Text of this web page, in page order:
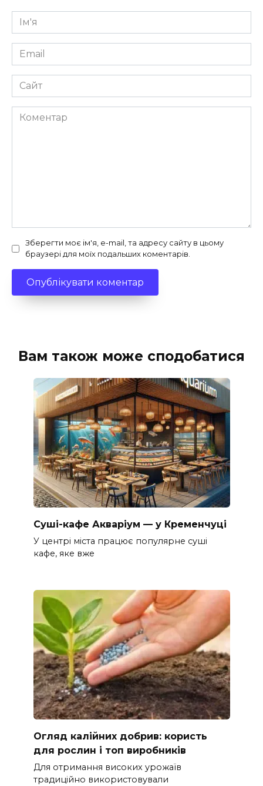
Ім'я
*
Email
*
Сайт
Коментар
Зберегти моє ім'я, e-mail, та адресу сайту в цьому
браузері для моїх подальших коментарів.
Вам також може сподобатися
Суші-кафе Акваріум — у Кременчуці
У центрі міста працює популярне суші
кафе, яке вже
Огляд калійних добрив: користь
для рослин і топ виробників
Для отримання високих урожаїв
традиційно використовували